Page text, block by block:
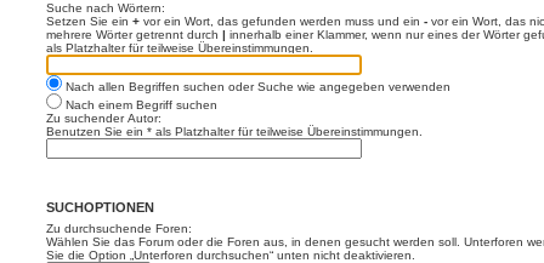
Suche nach Wörtern:
Setzen Sie ein + vor ein Wort, das gefunden werden muss und ein - vor ein Wort, das
mehrere Wörter getrennt durch | innerhalb einer Klammer, wenn nur eines der Wörter
als Platzhalter für teilweise Übereinstimmungen.
Nach allen Begriffen suchen oder Suche wie angegeben verwenden
Nach einem Begriff suchen
Zu suchender Autor:
Benutzen Sie ein * als Platzhalter für teilweise Übereinstimmungen.
SUCHOPTIONEN
Zu durchsuchende Foren:
Wählen Sie das Forum oder die Foren aus, in denen gesucht werden soll. Unterforen
Sie die Option „Unterforen durchsuchen“ unten nicht deaktivieren.